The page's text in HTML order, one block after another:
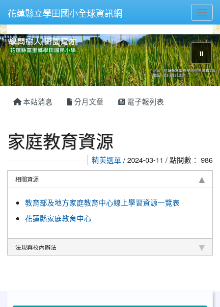
花蓮縣立學田國小全球資訊網
⏸
本站消息 分月文章 電子報列表
家庭教育資源
精美選單 / 2024-03-11 / 點閱數： 986
相關資源
教育部及地方家庭教育中心線上學習資源一覽表
花蓮縣家庭教育中心
法規與校內辦法